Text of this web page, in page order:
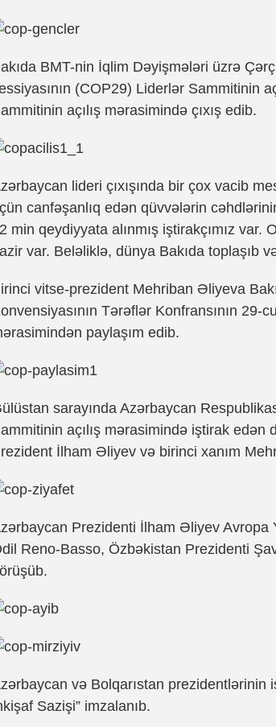
BMT-nin İqlim Dəyişmələri üzrə
(COP29) Liderlər Sammitinin
açılış mərasimində çıxış edib.
lideri çıxışında bir çox vacib
canfəşanlıq edən qüvvələrin
min qeydiyyata alınmış iştirakçımız
var. Beləliklə, dünya Bakıda toplaşıb
vitse-prezident Mehriban Əliyeva
Tərəflər Konfransının 29-
paylaşım edib.
sarayında Azərbaycan
açılış mərasimində iştirak edən
İlham Əliyev və birinci xanım
Prezidenti İlham Əliyev Avropa
Reno-Basso, Özbəkistan Prezidenti
və Bolqarıstan prezidentlərinin
Sazişi” imzalanıb.